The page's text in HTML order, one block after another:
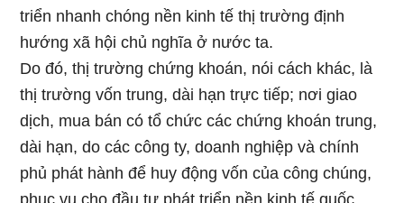
triển nhanh chóng nền kinh tế thị trường định
hướng xã hội chủ nghĩa ở nước ta.
Do đó, thị trường chứng khoán, nói cách khác, là
thị trường vốn trung, dài hạn trực tiếp; nơi giao
dịch, mua bán có tổ chức các chứng khoán trung,
dài hạn, do các công ty, doanh nghiệp và chính
phủ phát hành để huy động vốn của công chúng,
phục vụ cho đầu tư phát triển nền kinh tế quốc